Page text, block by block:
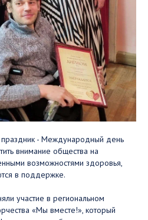
- Международный день
внимание общества на
возможностями здоровья,
в поддержке.
участие в региональном
«Мы вместе!», который